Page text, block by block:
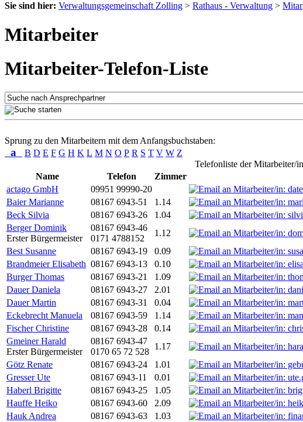
Sie sind hier: Verwaltungsgemeinschaft Zolling > Rathaus - Verwaltung >
Mitarbeiter
Mitarbeiter-Telefon-Liste
Sprung zu den Mitarbeitern mit dem Anfangsbuchstaben:
a B D E F G H K L M N O P R S T V W Z
Telefonliste der Mitarbeiter/
Name
Telefon Zimmer
actago GmbH
09951 99990-20
Baier Marianne
08167 6943-51 1.14
Beck Silvia
08167 6943-26 1.04
Berger Dominik
Erster Bürgermeister
08167 6943-46
0171 4788152
1.12
Best Susanne
08167 6943-19 0.09
Brandmeier Elisabeth 08167 6943-13 0.10
Burger Thomas
08167 6943-21 1.09
Dauer Daniela
08167 6943-27 2.01
Dauer Martin
08167 6943-31 0.04
Eckebrecht Manuela
08167 6943-59 1.14
Fischer Christine
08167 6943-28 0.14
Gmeiner Harald
Erster Bürgermeister
08167 6943-47
0170 65 72 528
1.17
Götz Renate
08167 6943-24 1.01
Gresser Ute
08167 6943-11 0.01
Haberl Brigitte
08167 6943-25 1.05
Hauffe Heiko
08167 6943-60 2.09
Hauk Andrea
08167 6943-63 1.03